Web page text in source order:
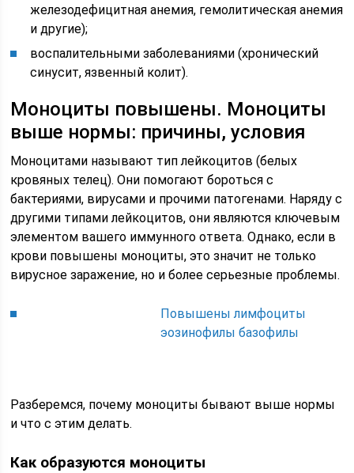
железодефицитная анемия, гемолитическая анемия
и другие);
воспалительными заболеваниями (хронический
синусит, язвенный колит).
Моноциты повышены. Моноциты
выше нормы: причины, условия
Моноцитами называют тип лейкоцитов (белых
кровяных телец). Они помогают бороться с
бактериями, вирусами и прочими патогенами. Наряду с
другими типами лейкоцитов, они являются ключевым
элементом вашего иммунного ответа. Однако, если в
крови повышены моноциты, это значит не только
вирусное заражение, но и более серьезные проблемы.
Повышены лимфоциты
эозинофилы базофилы
Разберемся, почему моноциты бывают выше нормы
и что с этим делать.
Как образуются моноциты